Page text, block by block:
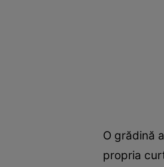
O grădină
propria